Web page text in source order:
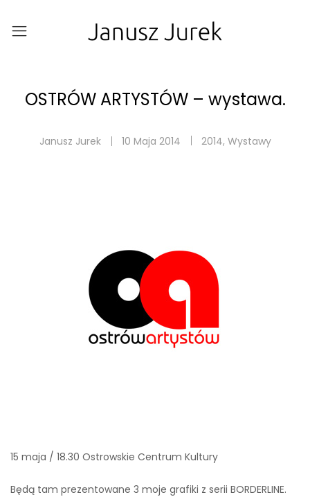
OSTRÓW ARTYSTÓW – wystawa.
Janusz Jurek 10 Maja 2014 2014, Wystawy
15 maja / 18.30 Ostrowskie Centrum Kultury
Będą tam prezentowane 3 moje grafiki z serii BORDERLINE.